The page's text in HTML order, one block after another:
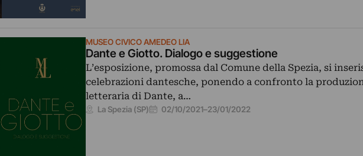
MUSEO CIVICO AMEDEO LIA
Dante e Giotto. Dialogo e suggestione
L’esposizione, promossa dal Comune della Spezia, si
celebrazioni dantesche, ponendo a confronto la
letteraria di Dante, a…
La Spezia (SP) 02/10/2021–23/01/2022